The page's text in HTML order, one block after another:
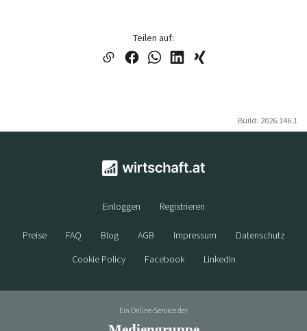
Teilen auf:
Build: 2026.146.1
Einloggen Registrieren
Preise FAQ Blog AGB Impressum
Datenschutz
Cookie Policy
Facebook LinkedIn
Ein Online-Service der